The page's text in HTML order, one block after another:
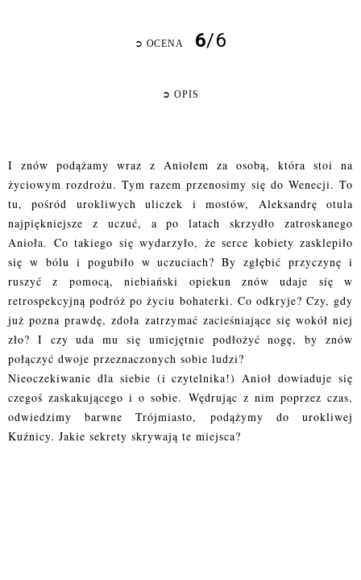
➲ OCENA 6/6
➲ OPIS
I znów podążamy wraz z Aniołem za osobą, która stoi na
życiowym rozdrożu. Tym razem przenosimy się do Wenecji. To
tu, pośród urokliwych uliczek i mostów, Aleksandrę otula
najpiękniejsze z uczuć, a po latach skrzydło zatroskanego
Anioła. Co takiego się wydarzyło, że serce kobiety zasklepiło
się w bólu i pogubiło w uczuciach? By zgłębić przyczynę i
ruszyć z pomocą, niebiański opiekun znów udaje się w
retrospekcyjną podróż po życiu bohaterki. Co odkryje? Czy, gdy
już pozna prawdę, zdoła zatrzymać zacieśniające się wokół niej
zło? I czy uda mu się umiejętnie podłożyć nogę, by znów
połączyć dwoje przeznaczonych sobie ludzi?
Nieoczekiwanie dla siebie (i czytelnika!) Anioł dowiaduje się
czegoś zaskakującego i o sobie. Wędrując z nim poprzez czas,
odwiedzimy barwne Trójmiasto, podążymy do urokliwej
Kuźnicy. Jakie sekrety skrywają te miejsca?